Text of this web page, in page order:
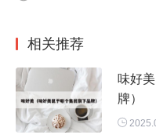
相关推荐
味好
牌）